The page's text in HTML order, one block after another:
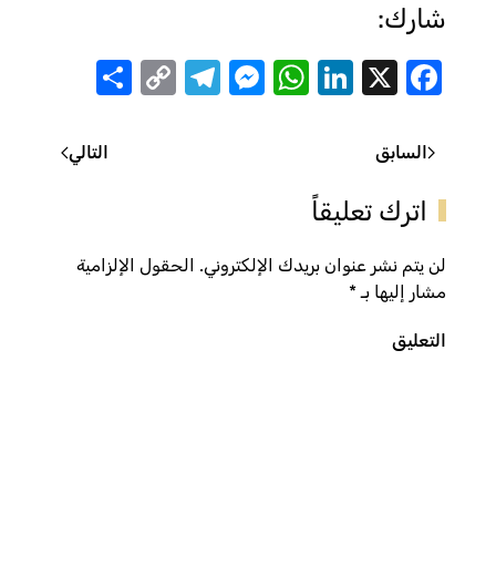
شارك:
Facebook
X
LinkedIn
WhatsApp
Messenger
Telegram
Copy
السابق التالي
اترك تعليقاً
لن يتم نشر عنوان بريدك الإلكتروني. الحقول الإلزامية
مشار إليها بـ*
التعليق